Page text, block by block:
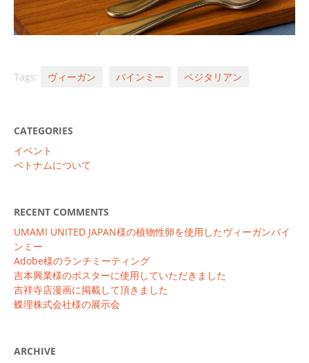
Tags: ヴィーガン バインミー ベジタリアン
CATEGORIES
イベント
ベトナムについて
RECENT COMMENTS
UMAMI UNITED JAPAN様の植物性卵を使用したヴィーガンバイ
ンミー
Adobe様のランチミーティング
吉本興業様のポスターに使用していただきました
吉祥寺店漫画に掲載して頂きました
蝶理株式会社様の展示会
ARCHIVE